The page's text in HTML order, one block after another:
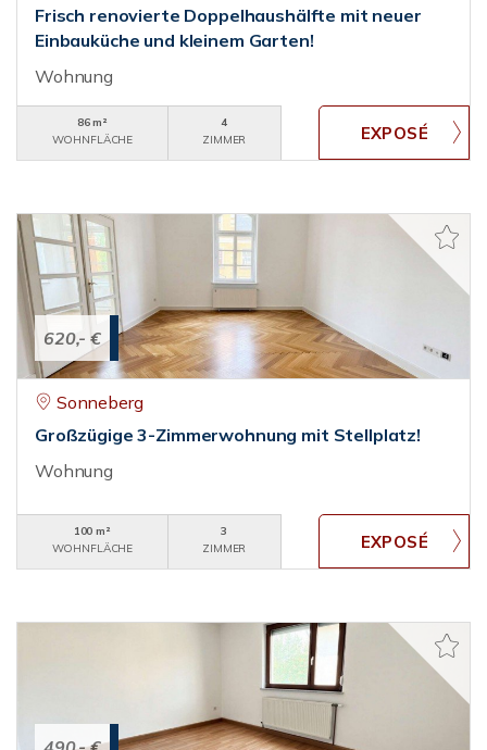
Frisch renovierte Doppelhaushälfte mit neuer
Einbauküche und kleinem Garten!
Wohnung
86 m²
WOHNFLÄCHE
4
ZIMMER
620,- €
Sonneberg
Großzügige 3-Zimmerwohnung mit Stellplatz!
Wohnung
100 m²
WOHNFLÄCHE
3
ZIMMER